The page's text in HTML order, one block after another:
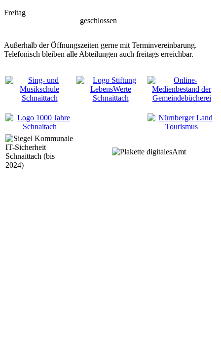
Freitag
geschlossen
Außerhalb der Öffnungszeiten gerne mit Terminvereinbarung.
Telefonisch bleiben alle Abteilungen auch freitags erreichbar.